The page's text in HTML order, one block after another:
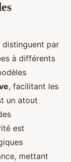
distinguent par
à différents
, facilitant les
un atout
est
mettant